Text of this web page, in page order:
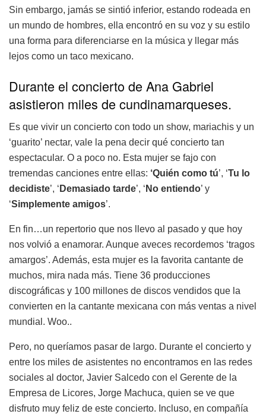
Sin embargo, jamás se sintió inferior, estando rodeada en
un mundo de hombres, ella encontró en su voz y su estilo
una forma para diferenciarse en la música y llegar más
lejos como un taco mexicano.
Durante el concierto de Ana Gabriel
asistieron miles de cundinamarqueses.
Es que vivir un concierto con todo un show, mariachis y un
‘guarito’ nectar, vale la pena decir qué concierto tan
espectacular. O a poco no. Esta mujer se fajo con
tremendas canciones entre ellas: ‘Quién como tú’, ‘Tu lo
decidiste’, ‘ Demasiado tarde’, ‘ No entiendo’ y
‘Simplemente amigos’.
En fin…un repertorio que nos llevo al pasado y que hoy
nos volvió a enamorar. Aunque aveces recordemos ‘tragos
amargos’. Además, esta mujer es la favorita cantante de
muchos, mira nada más. Tiene 36 producciones
discográficas y 100 millones de discos vendidos que la
convierten en la cantante mexicana con más ventas a nivel
mundial. Woo..
Pero, no queríamos pasar de largo. Durante el concierto y
entre los miles de asistentes no encontramos en las redes
sociales al doctor, Javier Salcedo con el Gerente de la
Empresa de Licores, Jorge Machuca, quien se ve que
disfruto muy feliz de este concierto. Incluso, en compañía